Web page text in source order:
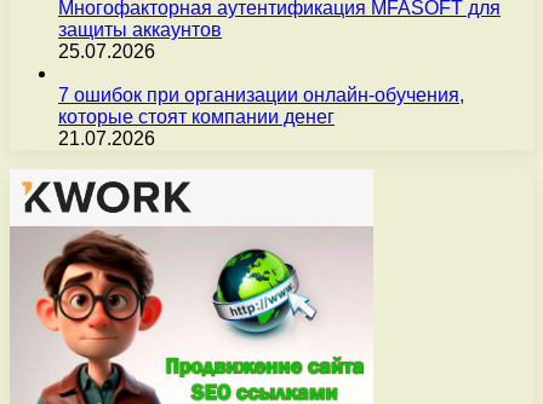
Многофакторная аутентификация MFASOFT для
защиты аккаунтов
25.07.2026
7 ошибок при организации онлайн-обучения,
которые стоят компании денег
21.07.2026